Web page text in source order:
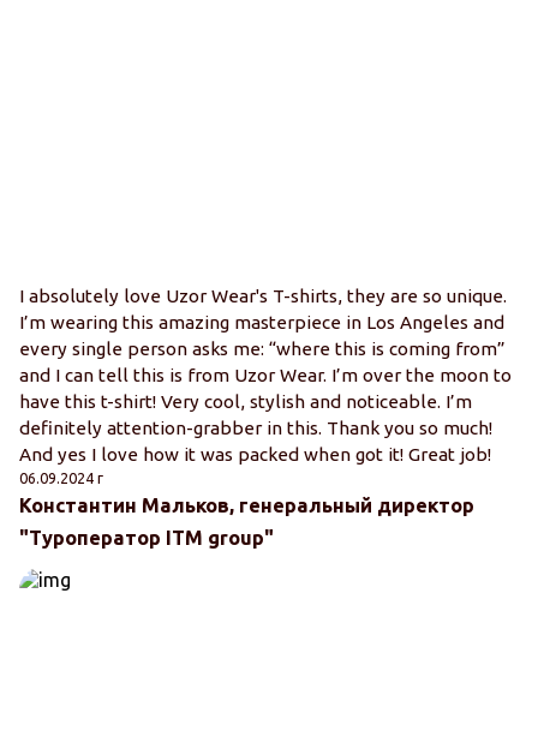
I absolutely love Uzor Wear's T-shirts, they are so unique.
I’m wearing this amazing masterpiece in Los Angeles and
every single person asks me: “where this is coming from”
and I can tell this is from Uzor Wear. I’m over the moon to
have this t-shirt! Very cool, stylish and noticeable. I’m
definitely attention-grabber in this. Thank you so much!
And yes I love how it was packed when got it! Great job!
06.09.2024 г
Константин Мальков, генеральный директор
"Туроператор ITM group"